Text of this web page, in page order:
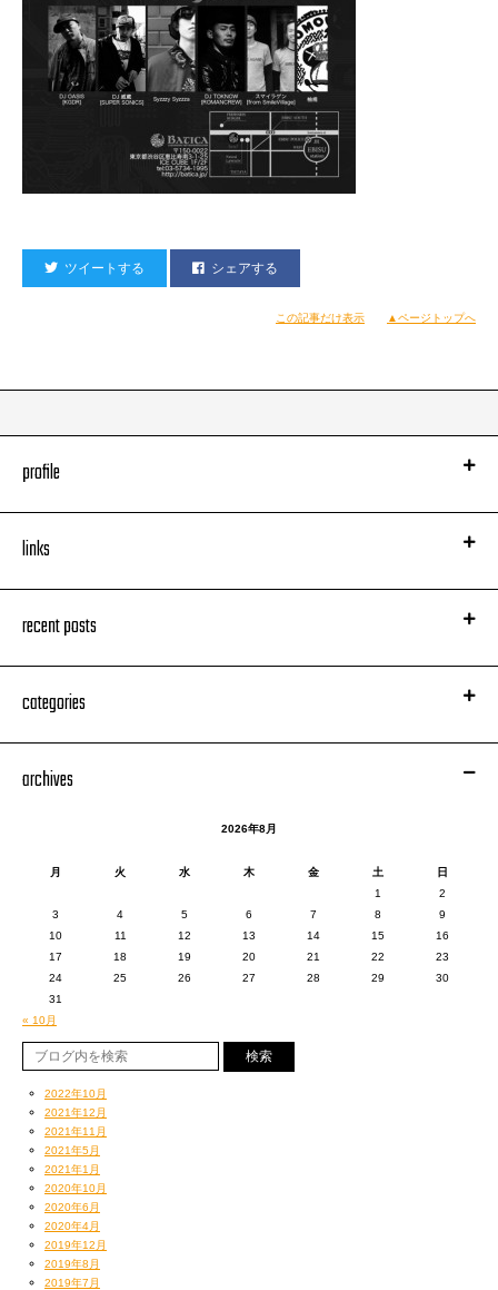
ツイートする シェアする
この記事だけ表示 ▲ページトップへ
profile
links
recent posts
categories
archives
2026年8月
月 火 水 木 金 土
日
1
2
3
4 5 6 7 8
9
10
11 12 13 14 15
16
17
18 19 20 21 22
23
24
25 26 27 28 29
30
31
« 10月
2022年10月
2021年12月
2021年11月
2021年5月
2021年1月
2020年10月
2020年6月
2020年4月
2019年12月
2019年8月
2019年7月